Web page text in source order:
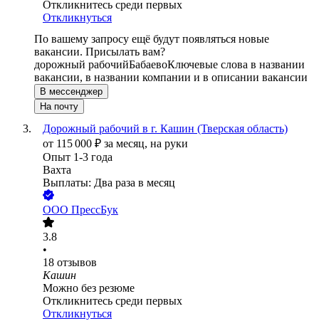
Откликнитесь среди первых
Откликнуться
По вашему запросу ещё будут появляться новые
вакансии. Присылать вам?
дорожный рабочийБабаевоКлючевые слова в названии
вакансии, в названии компании и в описании вакансии
В мессенджер
На почту
Дорожный рабочий в г. Кашин (Тверская область)
от 115 000 ₽ за месяц, на руки
Опыт 1-3 года
Вахта
Выплаты: Два раза в месяц
ООО ПрессБук
3.8
•
18 отзывов
Кашин
Можно без резюме
Откликнитесь среди первых
Откликнуться